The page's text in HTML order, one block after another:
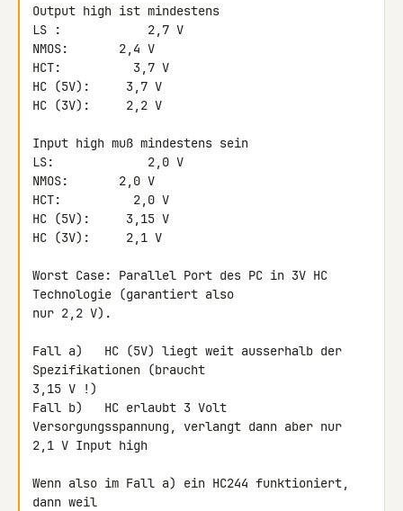
Output high ist mindestens
LS :            2,7 V
NMOS:       2,4 V
HCT:          3,7 V
HC (5V):     3,7 V
HC (3V):     2,2 V
Input high muß mindestens sein
LS:             2,0 V
NMOS:       2,0 V
HCT:          2,0 V
HC (5V):     3,15 V
HC (3V):     2,1 V
Worst Case: Parallel Port des PC in 3V HC
Technologie (garantiert also
nur 2,2 V).
Fall a)   HC (5V) liegt weit ausserhalb der
Spezifikationen (braucht
3,15 V !)
Fall b)   HC erlaubt 3 Volt
Versorgungsspannung, verlangt dann aber nur
2,1 V Input high
Wenn also im Fall a) ein HC244 funktioniert,
dann weil